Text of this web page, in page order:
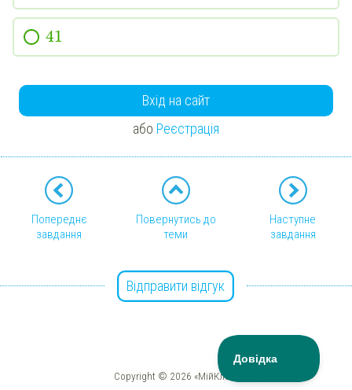
41
Вхід на сайт
або Реєстрація
Попереднє
завдання
Повернутись до
теми
Наступне
завдання
Відправити відгук
Copyright © 2026 «МійКлас»